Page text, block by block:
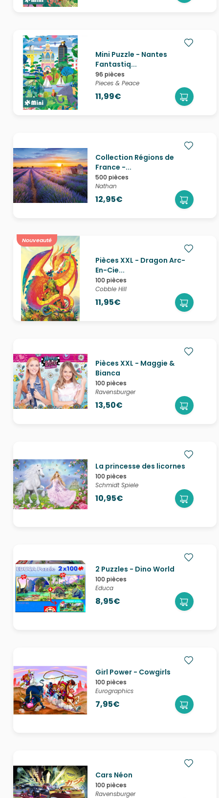
Mini Puzzle - Nantes
Fantastiq...
96 pièces
Pieces & Peace
11,99€
Collection Régions de
France -...
500 pièces
Nathan
12,95€
Nouveauté
Pièces XXL - Dragon Arc-
En-Cie...
100 pièces
Cobble Hill
11,95€
Pièces XXL - Maggie &
Bianca
100 pièces
Ravensburger
13,50€
La princesse des licornes
100 pièces
Schmidt Spiele
10,95€
2 Puzzles - Dino World
100 pièces
Educa
8,95€
Girl Power - Cowgirls
100 pièces
Eurographics
7,95€
Cars Néon
100 pièces
Ravensburger